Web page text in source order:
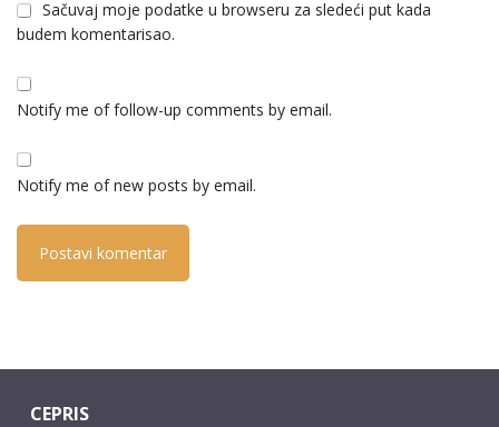
Sačuvaj moje podatke u browseru za sledeći put kada
budem komentarisao.
Notify me of follow-up comments by email.
Notify me of new posts by email.
CEPRIS